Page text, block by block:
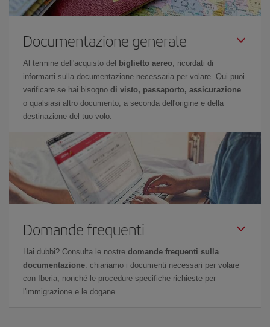
Documentazione generale
Al termine dell'acquisto del biglietto aereo, ricordati di
informarti sulla documentazione necessaria per volare. Qui puoi
verificare se hai bisogno di visto, passaporto, assicurazione
o qualsiasi altro documento, a seconda dell'origine e della
destinazione del tuo volo.
Domande frequenti
Hai dubbi? Consulta le nostre domande frequenti sulla
documentazione: chiariamo i documenti necessari per volare
con Iberia, nonché le procedure specifiche richieste per
l'immigrazione e le dogane.